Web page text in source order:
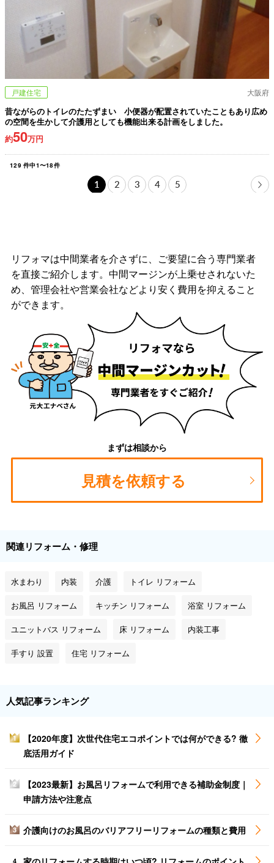
戸建住宅 大阪府
昔ながらのトイレのたたずまい 小便器が配置されていたこともあり広め
の空間を生かして介護用としても機能出来る計画をしました。
約50万円
129件中1〜18件
1 2 3 4 5
リフォマは中間業者を介さずに、ご要望に合う専門業者
を直接ご紹介します。中間マージンが上乗せされないた
め、管理会社や営業会社などより安く費用を抑えること
ができます。
まずは相談から
見積を依頼する
関連リフォーム・修理
水まわり 内装 介護 トイレ リフォーム
お風呂 リフォーム キッチン リフォーム 浴室 リフォーム
ユニットバス リフォーム 床 リフォーム 内装工事
手すり 設置 住宅 リフォーム
人気記事ランキング
1
【2020年度】次世代住宅エコポイントでは何ができる? 徹
底活用ガイド
2
【2023最新】お風呂リフォームで利用できる補助金制度｜
申請方法や注意点
3 介護向けのお風呂のバリアフリーリフォームの種類と費用
4